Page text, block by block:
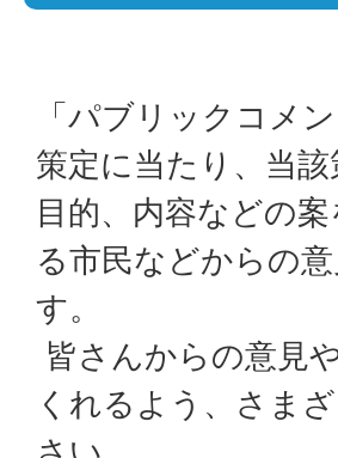
「パブリックコメ
策定に当たり、当
目的、内容などの
る市民などからの
す。
皆さんからの意見
くれるよう、さま